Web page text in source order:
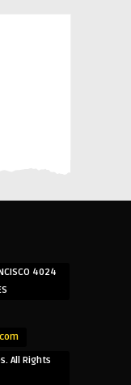
4024
All Rights